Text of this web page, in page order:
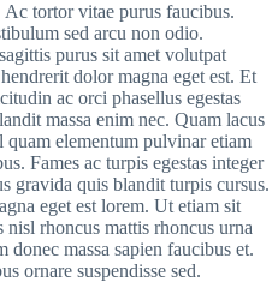
tortor vitae purus faucibus.
sed arcu non odio.
purus sit amet volutpat
dolor magna eget est. Et
ac orci phasellus egestas
massa enim nec. Quam lacus
quam elementum pulvinar etiam
Fames ac turpis egestas integer
gravida quis blandit turpis cursus.
eget est lorem. Ut etiam sit
rhoncus mattis rhoncus urna
massa sapien faucibus et.
ornare suspendisse sed.